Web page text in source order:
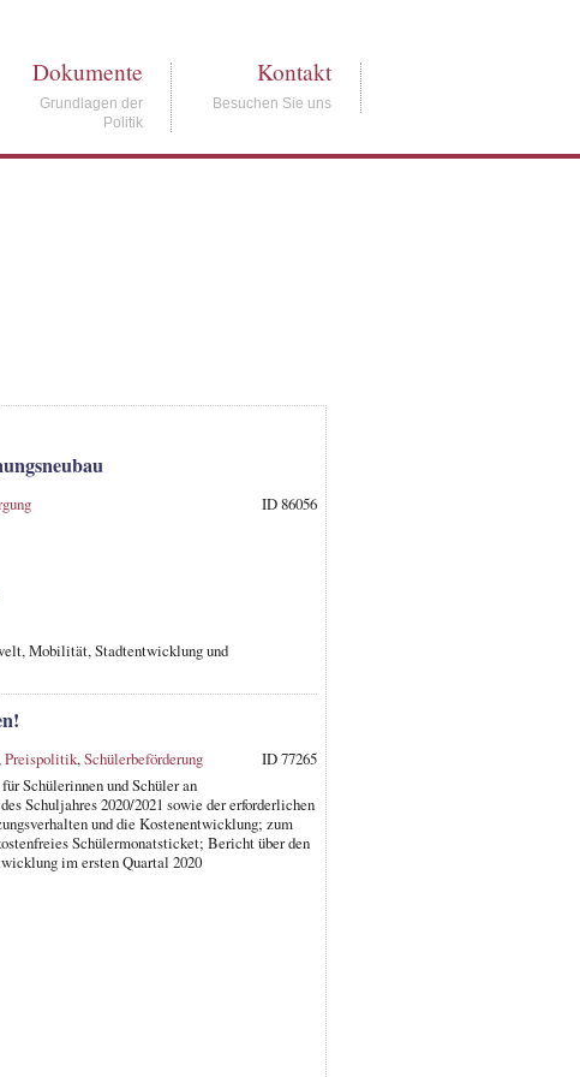
Dokumente
Grundlagen der
Politik
Kontakt
Besuchen Sie uns
ID 86056
Mobilität, Stadtentwicklung und
Preispolitik,Schülerbeförderung
ID 77265
Schülerinnen und Schüler an
Schuljahres 2020/2021 sowie der erforderlichen
und die Kostenentwicklung; zum
Schülermonatsticket; Bericht über den
im ersten Quartal 2020